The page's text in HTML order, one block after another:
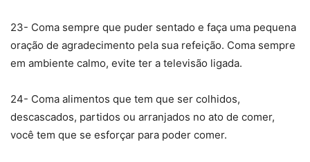
23- Coma sempre que puder sentado e faça uma pequena
oração de agradecimento pela sua refeição. Coma sempre
em ambiente calmo, evite ter a televisão ligada.
24- Coma alimentos que tem que ser colhidos,
descascados, partidos ou arranjados no ato de comer,
você tem que se esforçar para poder comer.